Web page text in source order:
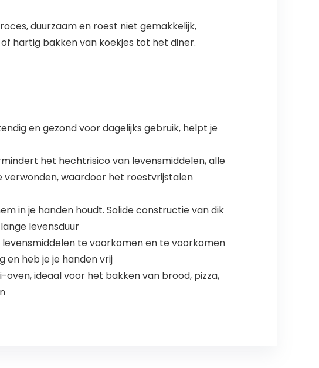
duurzaam en roest niet gemakkelijk,
hartig bakken van koekjes tot het diner.
en gezond voor dagelijks gebruik, helpt je
het hechtrisico van levensmiddelen, alle
verwonden, waardoor het roestvrijstalen
in je handen houdt. Solide constructie van dik
levensduur
te voorkomen en te voorkomen
en heb je je handen vrij
ideaal voor het bakken van brood, pizza,